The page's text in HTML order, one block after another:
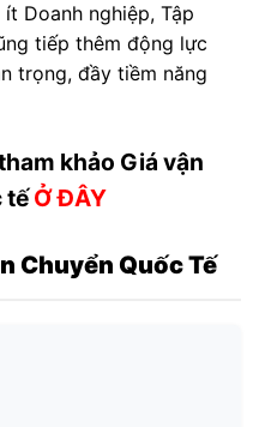
Doanh nghiệp, Tập
tiếp thêm động lực
trọng, đầy tiềm năng
khảo Giá vận
tếỞ ĐÂY
Chuyển Quốc Tế